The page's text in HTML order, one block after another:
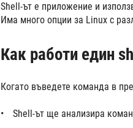
Shell-ът е приложение и
Има много опции за Linux с
Как работи един
Когато въведете команда в
Shell-ът ще анализира